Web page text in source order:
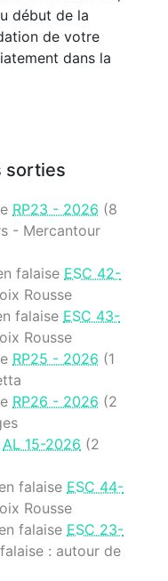
début de la
de votre
dans la
sorties
RP23 - 2026 (8
- Mercantour
falaise ESC 42-
Rousse
falaise ESC 43-
Rousse
RP25 - 2026 (1
RP26 - 2026 (2
AL 15-2026 (2
falaise ESC 44-
Rousse
falaise ESC 23-
: autour de